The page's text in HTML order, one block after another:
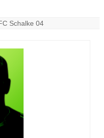
Schalke 04